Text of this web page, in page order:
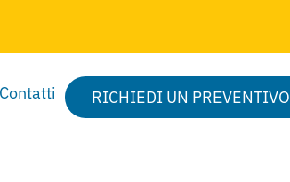
Contatti RICHIEDI UN PREVENTIVO